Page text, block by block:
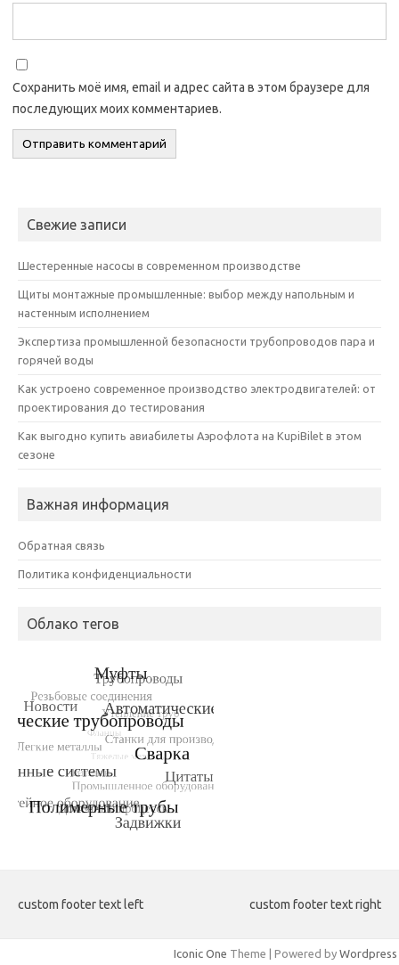
Сохранить моё имя, email и адрес сайта в этом браузере для
последующих моих комментариев.
Свежие записи
Шестеренные насосы в современном производстве
Щиты монтажные промышленные: выбор между напольным и
настенным исполнением
Экспертиза промышленной безопасности трубопроводов пара и
горячей воды
Как устроено современное производство электродвигателей: от
проектирования до тестирования
Как выгодно купить авиабилеты Аэрофлота на KupiBilet в этом
сезоне
Важная информация
Обратная связь
Политика конфиденциальности
Облако тегов
custom footer text left custom footer text right
Iconic One Theme | Powered by Wordpress